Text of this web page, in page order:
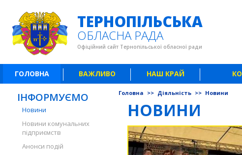
ТЕРНОПІЛЬСЬКА
ОБЛАСНА РАДА
Офіційний сайт Тернопільської обласної ради
ГОЛОВНА ВАЖЛИВО НАШ КРАЙ
ІНФОРМУЄМО
Новини
Новини комунальних
підприємств
Анонси подій
Головна >> Діяльність >> Новини
НОВИНИ